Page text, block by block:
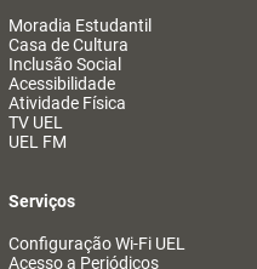
Moradia Estudantil
Casa de Cultura
Inclusão Social
Acessibilidade
Atividade Física
TV UEL
UEL FM
Serviços
Configuração Wi-Fi UEL
Acesso a Periódicos